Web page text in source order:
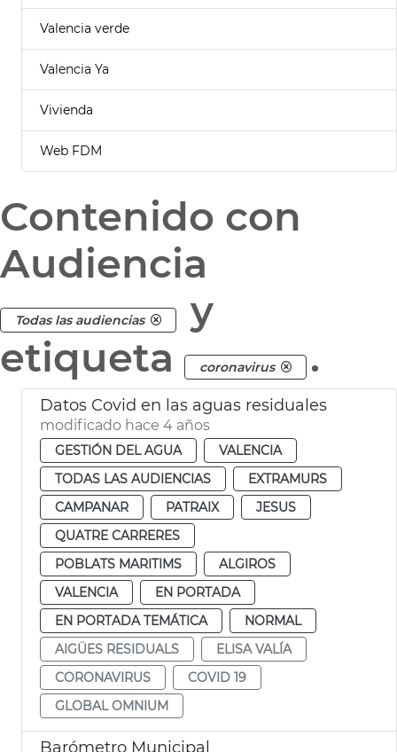
Valencia verde
Valencia Ya
Vivienda
Web FDM
Contenido con
Audiencia
Todas las audiencias
y
etiqueta
coronavirus .
Datos Covid en las aguas residuales
modificado hace 4 años
GESTIÓN DEL AGUA
VALENCIA
TODAS LAS AUDIENCIAS
EXTRAMURS
CAMPANAR
PATRAIX
JESUS
QUATRE CARRERES
POBLATS MARITIMS
ALGIROS
VALENCIA
EN PORTADA
EN PORTADA TEMÁTICA
NORMAL
AIGÜES RESIDUALS
ELISA VALÍA
CORONAVIRUS
COVID 19
GLOBAL OMNIUM
Barómetro Municipal